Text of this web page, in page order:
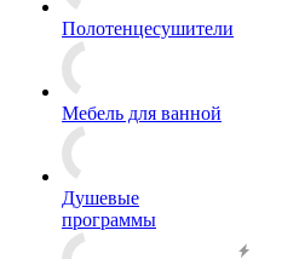
Полотенцесушители
Мебель для ванной
Душевые
программы